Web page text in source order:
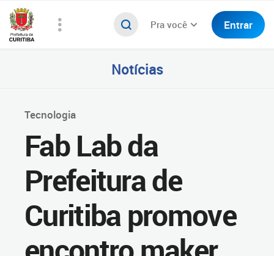
Pra você Entrar
Notícias
Tecnologia
Fab Lab da
Prefeitura de
Curitiba promove